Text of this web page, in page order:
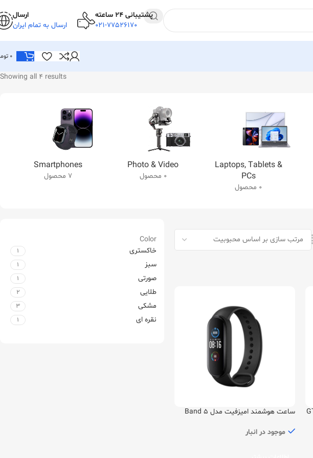
پشتیبانی 24 ساعته
021-77526170
ارسال
ارسال به تمام ایران
0
Showing all 4 results
Laptops, Tablets &
PCs
0 محصول
Photo & Video
0 محصول
Smartphones
7 محصول
Color
خاکستری
1
سبز 1
صورتی 1
طلایی 2
مشکی 3
نقره ای 1
ساعت هوشمند امیزفیت مدل Band 5
موجود در انبار